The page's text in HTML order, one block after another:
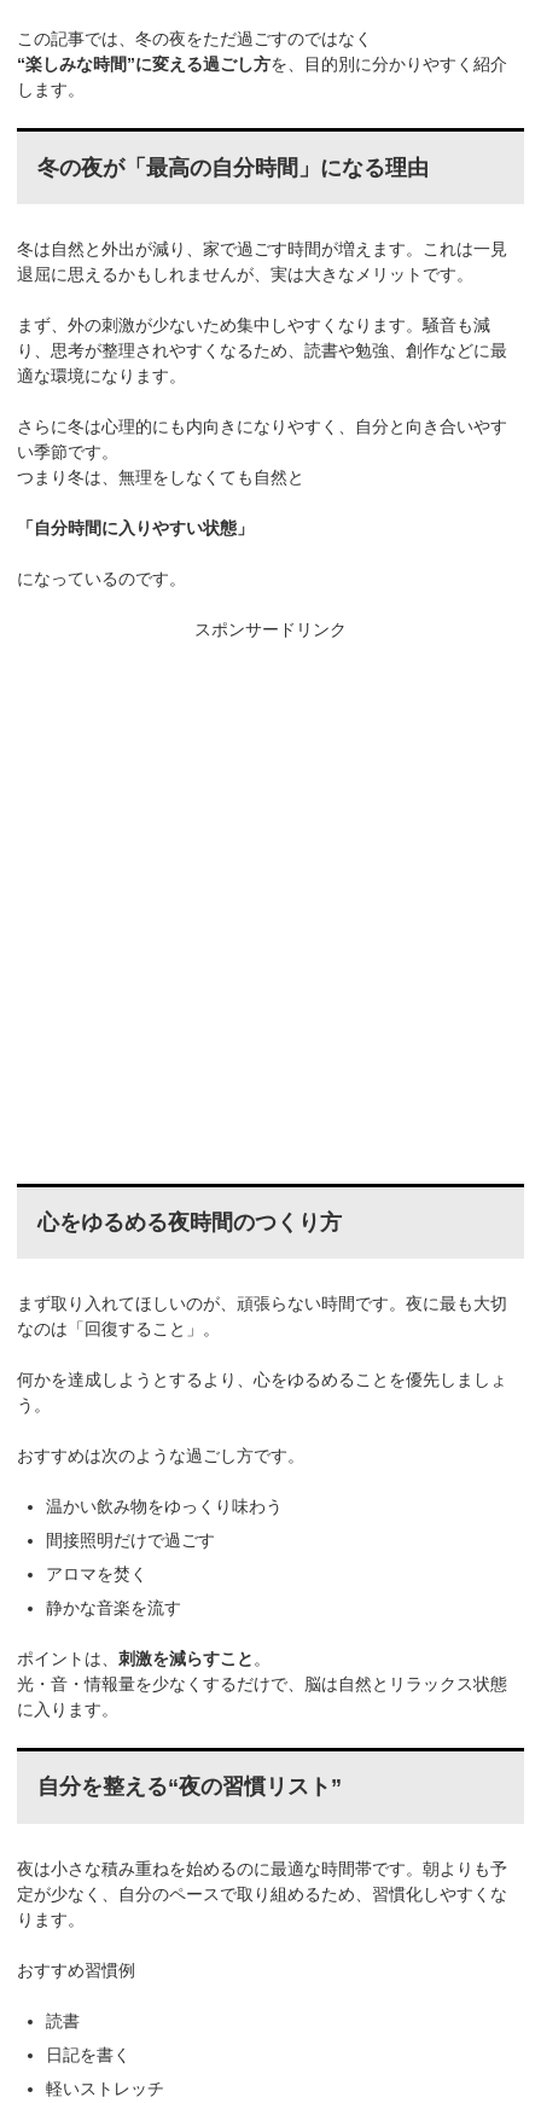
この記事では、冬の夜をただ過ごすのではなく
“楽しみな時間”に変える過ごし方を、目的別に分かりやすく紹介
します。
冬の夜が「最高の自分時間」になる理由
冬は自然と外出が減り、家で過ごす時間が増えます。これは一見
退屈に思えるかもしれませんが、実は大きなメリットです。
まず、外の刺激が少ないため集中しやすくなります。騒音も減
り、思考が整理されやすくなるため、読書や勉強、創作などに最
適な環境になります。
さらに冬は心理的にも内向きになりやすく、自分と向き合いやす
い季節です。
つまり冬は、無理をしなくても自然と
「自分時間に入りやすい状態」
になっているのです。
スポンサードリンク
心をゆるめる夜時間のつくり方
まず取り入れてほしいのが、頑張らない時間です。夜に最も大切
なのは「回復すること」。
何かを達成しようとするより、心をゆるめることを優先しましょ
う。
おすすめは次のような過ごし方です。
温かい飲み物をゆっくり味わう
間接照明だけで過ごす
アロマを焚く
静かな音楽を流す
ポイントは、刺激を減らすこと。
光・音・情報量を少なくするだけで、脳は自然とリラックス状態
に入ります。
自分を整える“夜の習慣リスト”
夜は小さな積み重ねを始めるのに最適な時間帯です。朝よりも予
定が少なく、自分のペースで取り組めるため、習慣化しやすくな
ります。
おすすめ習慣例
読書
日記を書く
軽いストレッチ